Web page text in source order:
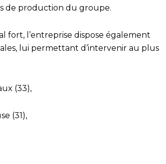
de production du groupe.
fort, l’entreprise dispose également
lui permettant d’intervenir au plus
(33),
(31),